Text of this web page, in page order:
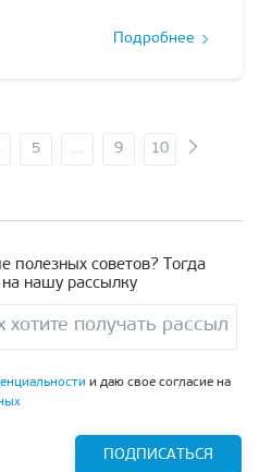
Подробнее
5 ... 9 10
полезных советов? Тогда
нашу рассылку
и даю свое согласие на
ПОДПИСАТЬСЯ